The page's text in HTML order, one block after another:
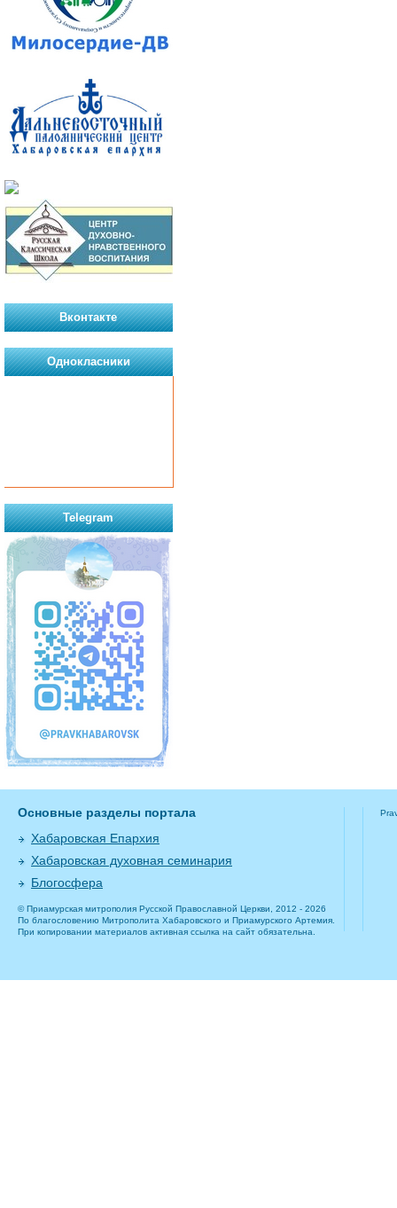
Вконтакте
Однокласники
Telegram
Основные разделы портала
Хабаровская Епархия
Хабаровская духовная семинария
Блогосфера
© Приамурская митрополия Русской Православной Церкви, 2012 - 2026
По благословению Митрополита Хабаровского и Приамурского Артемия.
При копировании материалов активная ссылка на сайт обязательна.